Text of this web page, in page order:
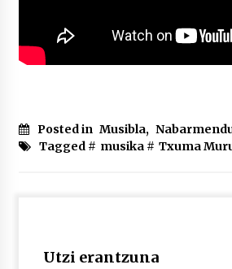
Posted in Musibla,
Tagged # musika# Txuma
Utzi erantzuna